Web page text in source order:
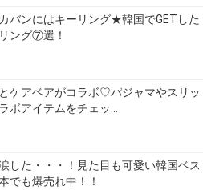
バンにはキーリング★韓国でGETした
ング⑦選！
ケアベアがコラボ♡パジャマやスリッ
ボアイテムをチェッ…
した・・・！見た目も可愛い韓国ベス
でも爆売れ中！！